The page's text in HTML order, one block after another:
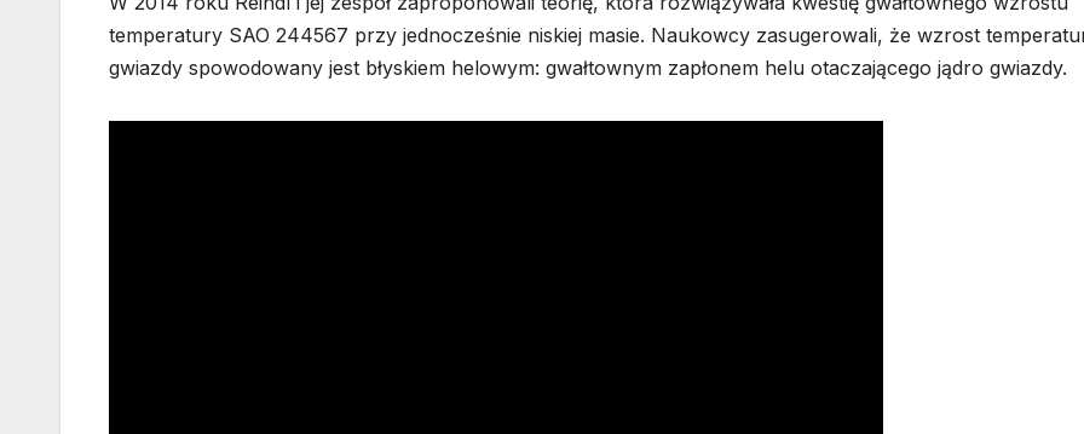
temperatury SAO 244567 przy jednocześnie niskiej masie. Naukowcy zasugerowali, że wzrost
gwiazdy spowodowany jest błyskiem helowym: gwałtownym zapłonem helu otaczającego jądro gwiazdy.